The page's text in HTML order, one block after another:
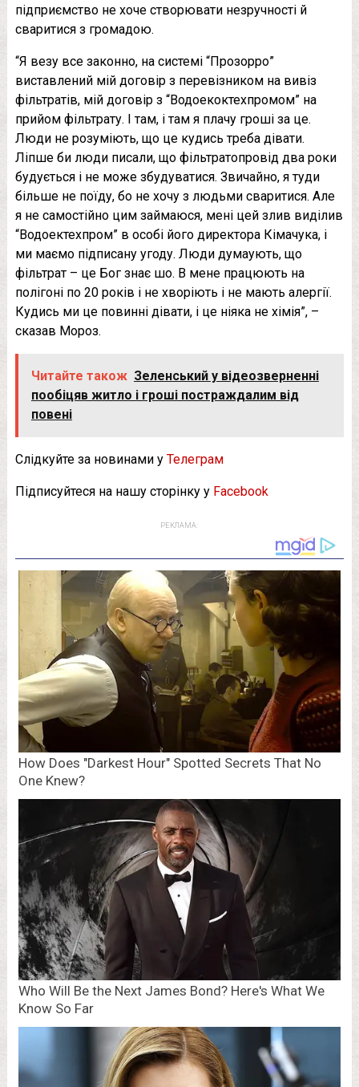
підприємство не хоче створювати незручності й
сваритися з громадою.
“Я везу все законно, на системі “Прозорро”
виставлений мій договір з перевізником на вивіз
фільтратів, мій договір з “Водоекоктехпромом” на
прийом фільтрату. І там, і там я плачу гроші за це.
Люди не розуміють, що це кудись треба дівати.
Ліпше би люди писали, що фільтратопровід два роки
будується і не може збудуватися. Звичайно, я туди
більше не поїду, бо не хочу з людьми сваритися. Але
я не самостійно цим займаюся, мені цей злив виділив
“Водоектехпром” в особі його директора Кімачука, і
ми маємо підписану угоду. Люди думаують, що
фільтрат – це Бог знає шо. В мене працюють на
полігоні по 20 років і не хворіють і не мають алергії.
Кудись ми це повинні дівати, і це ніяка не хімія”, –
сказав Мороз.
Читайте також Зеленський у відеозверненні
пообіцяв житло і гроші постраждалим від
повені
Слідкуйте за новинами у Телеграм
Підписуйтеся на нашу сторінку у Facebook
РЕКЛАМА: